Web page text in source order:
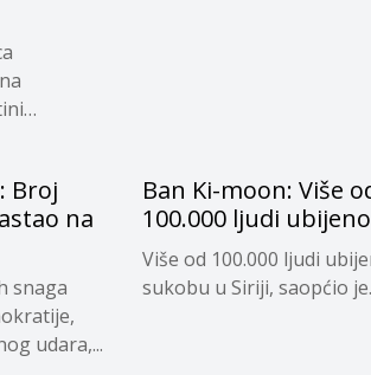
Broj
na
snaga
udara,...
Ban Ki-moon: Više
100.000 ljudi
Više od 100.000 ljudi
sukobu u Siriji, saopćio